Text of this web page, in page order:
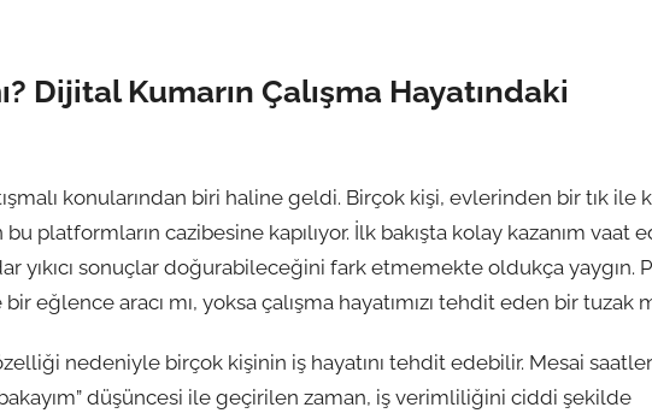
Dijital Kumarın Çalışma Hayatındaki
konularından biri haline geldi. Birçok kişi, evlerinden bir tık ile
platformların cazibesine kapılıyor. İlk bakışta kolay kazanım vaat
yıkıcı sonuçlar doğurabileceğini fark etmemekte oldukça yaygın.
eğlence aracı mı, yoksa çalışma hayatımızı tehdit eden bir tuzak
özelliği nedeniyle birçok kişinin iş hayatını tehdit edebilir. Mesai
düşüncesi ile geçirilen zaman, iş verimliliğini ciddi şekilde